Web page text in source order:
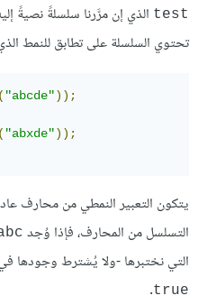
test الذي إن مرَّرنا سلسلةً نصيةً
تحتوي السلسلة على تطابق للنمط
( "abcde"));
( "abxde"));
يتكون التعبير النمطي من محارف
التسلسل من المحارف، فإذا وُجد
التي نختبرها -ولا يُشترط وجودها
true
.